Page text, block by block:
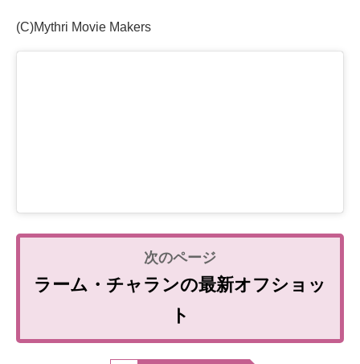
(C)Mythri Movie Makers
ラーム・チャランの最新オフショッ
ト